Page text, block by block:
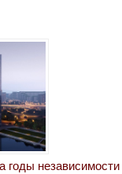
годы независимости